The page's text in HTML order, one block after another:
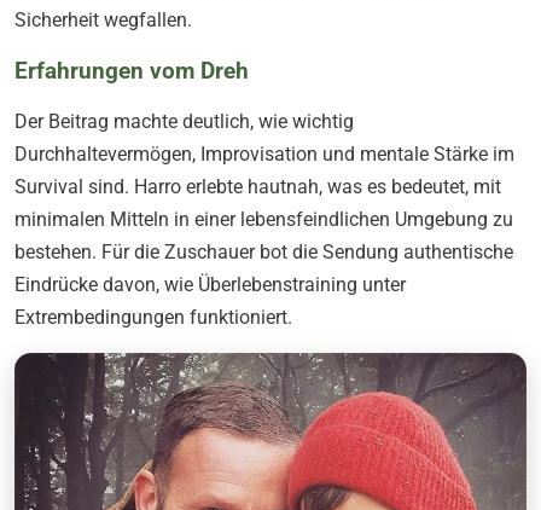
Sicherheit wegfallen.
Erfahrungen vom Dreh
Der Beitrag machte deutlich, wie wichtig
Durchhaltevermögen, Improvisation und mentale Stärke im
Survival sind. Harro erlebte hautnah, was es bedeutet, mit
minimalen Mitteln in einer lebensfeindlichen Umgebung zu
bestehen. Für die Zuschauer bot die Sendung authentische
Eindrücke davon, wie Überlebenstraining unter
Extrembedingungen funktioniert.